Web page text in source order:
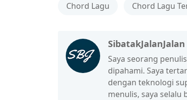
Chord Lagu Chord Lagu
SibatakJalanJalan
Saya seorang
dipahami. Saya
dengan teknologi
menulis, saya